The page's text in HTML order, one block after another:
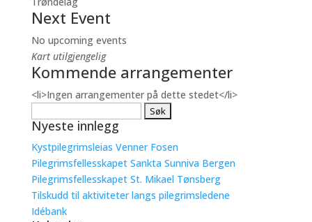
Next Event
No upcoming events
Kart utilgjengelig
Kommende arrangementer
<li>Ingen arrangementer på dette stedet</li>
etter:
Nyeste innlegg
Kystpilegrimsleias Venner Fosen
Pilegrimsfellesskapet Sankta Sunniva Bergen
Pilegrimsfellesskapet St. Mikael Tønsberg
Tilskudd til aktiviteter langs pilegrimsledene
Idébank